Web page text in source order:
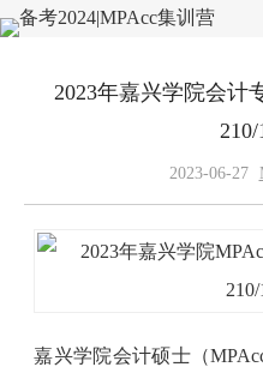
2023年嘉兴学院会计
210/
2023-06-27
嘉兴学院会计硕士（